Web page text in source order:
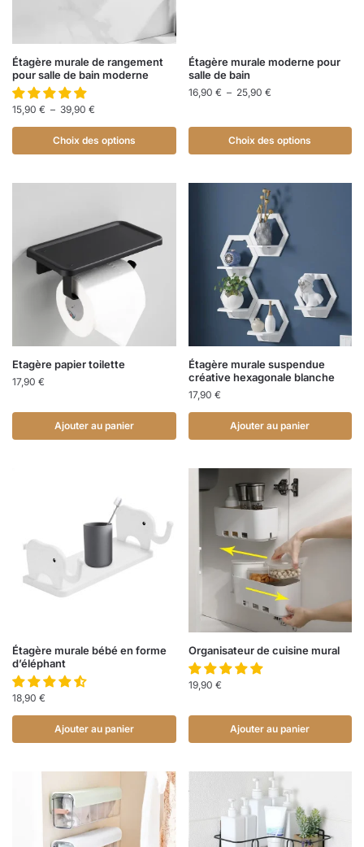
Étagère murale de rangement
pour salle de bain moderne
15,90 € – 39,90 €
Choix des options
Étagère murale moderne pour
salle de bain
16,90 € – 25,90 €
Choix des options
Etagère papier toilette
17,90 €
Ajouter au panier
Étagère murale suspendue
créative hexagonale blanche
17,90 €
Ajouter au panier
Étagère murale bébé en forme
d’éléphant
18,90 €
Ajouter au panier
Organisateur de cuisine mural
19,90 €
Ajouter au panier